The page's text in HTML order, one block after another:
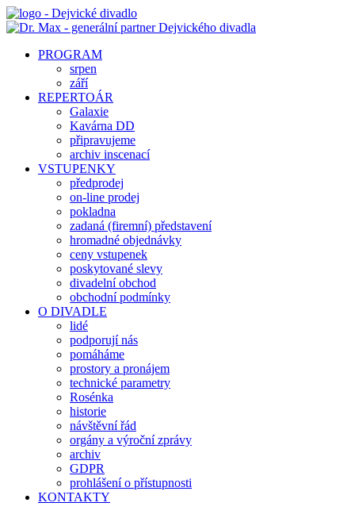
PROGRAM
srpen
září
REPERTOÁR
Galaxie
Kavárna DD
připravujeme
archiv inscenací
VSTUPENKY
předprodej
on-line prodej
pokladna
zadaná (firemní) představení
hromadné objednávky
ceny vstupenek
poskytované slevy
divadelní obchod
obchodní podmínky
O DIVADLE
lidé
podporují nás
pomáháme
prostory a pronájem
technické parametry
Rosénka
historie
návštěvní řád
orgány a výroční zprávy
archiv
GDPR
prohlášení o přístupnosti
KONTAKTY